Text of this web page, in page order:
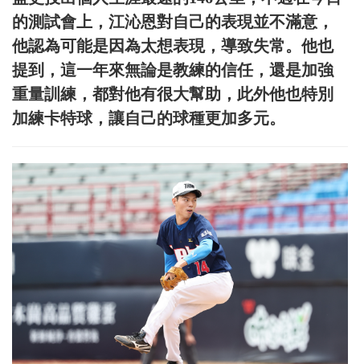
的測試會上，江沁恩對自己的表現並不滿意，
他認為可能是因為太想表現，導致失常。他也
提到，這一年來無論是教練的信任，還是加強
重量訓練，都對他有很大幫助，此外他也特別
加練卡特球，讓自己的球種更加多元。